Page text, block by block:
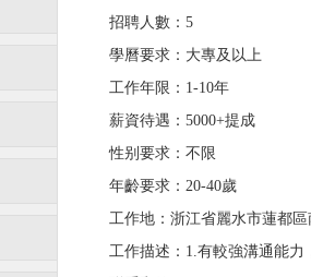
招聘人數： 5
學曆要求： 大專及以上
工作年限： 1-10年
薪資待遇： 5000+提成
性别要求： 不限
年齡要求： 20-40歲
工作地： 浙江省麗水市蓮都
工作描述： 1.有較強溝通能力